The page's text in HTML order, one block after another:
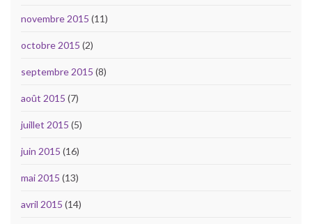
novembre 2015 (11)
octobre 2015 (2)
septembre 2015 (8)
août 2015 (7)
juillet 2015 (5)
juin 2015 (16)
mai 2015 (13)
avril 2015 (14)